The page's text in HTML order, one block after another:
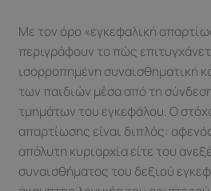
Με τον όρο «εγκεφαλική
περιγράφουν το πώς
ισορροπημένη συναισθηματική
των παιδιών μέσα από τη
τμημάτων του εγκεφάλου. Ο
απαρτίωσης είναι διπλός:
απόλυτη κυριαρχία είτε του
συναισθήματος του δεξιού